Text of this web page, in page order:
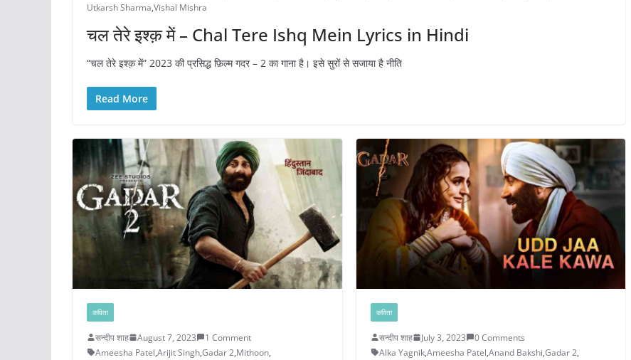
Utkarsh Sharma,Vishal Mishra
चल तेरे इश्क़ में – Chal Tere Ishq Mein Lyrics in Hindi
“चल तेरे इश्क़ में” 2023 की प्रसिद्ध फ़िल्म गदर – 2 का गाना है। इसे सुरों से सजाया है नीति
Read More
कविता
सन्दीप शाह August 7, 2023
1 Comment
Ameesha Patel,Arijit Singh,Gadar 2,Mithoon,
कविता
सन्दीप शाह July 3, 2023
0 Comments
Alka Yagnik,Ameesha Patel,Anand Bakshi,Gadar 2,